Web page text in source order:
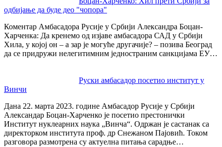
одбијање да буде део "чопора"
Коментар Амбасадора Русије у Србији Александра Боцан-
Харченка: Да кренемо од изјаве амбасадора САД у Србији
Хила, у којој он – а зар је могуће другачије? – позива Београд
да се придружи нелегитимним једностраним санкцијама ЕУ…
Руски амбасадор посетио институт у
Винчи
Дана 22. марта 2023. године Амбасадор Русије у Србији
Александар Боцан-Харченко је посетио престонички
Институт нуклеарних наука „Винча“. Одржан је састанак са
директорком института проф. др Снежаном Пајовић. Током
разговора размотрена су актуелна питања сарадње…